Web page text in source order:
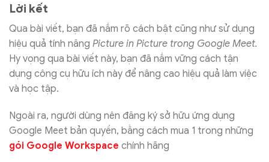
Lời kết
Qua bài viết, bạn đã nắm rõ cách bật cũng như sử dụng
hiệu quả tính năng Picture in Picture trong Google Meet.
Hy vọng qua bài viết này, bạn đã nắm vững cách tận
dụng công cụ hữu ích này để nâng cao hiệu quả làm việc
và học tập.
Ngoài ra, người dùng nên đăng ký sở hữu ứng dụng
Google Meet bản quyền, bằng cách mua 1 trong những
gói Google Workspace chính hãng